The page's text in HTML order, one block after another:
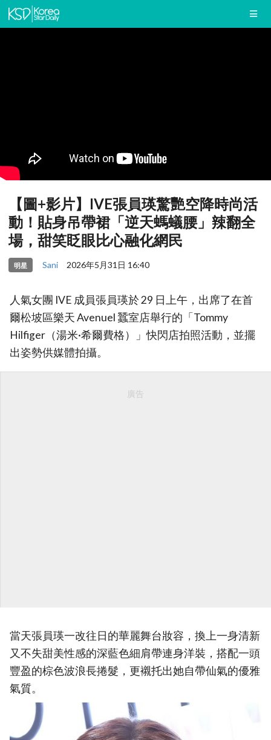
【圖+影片】IVE張員瑛驚艷空降時尚活
動！貼身吊帶裙「逆天螞蟻腰」辣翻全
場，甜笑眨眼比心融化網民
明星 Sani 2026年5月31日 16:40
人氣女團 IVE 成員張員瑛於 29 日上午，出席了在首
爾松坡區樂天 Avenuel 蠶室店舉行的「Tommy
Hilfiger（湯米·希爾費格）」快閃店拍照活動，並擺
出姿勢供媒體拍攝。
廣告
當天張員瑛一改往日的華麗舞台妝容，換上一身清新
又不失甜美性感的深藍色細肩帶連身洋裝，搭配一頭
豐盈的棕色波浪長捲髮，更襯托出她自帶仙氣的優雅
氣質。